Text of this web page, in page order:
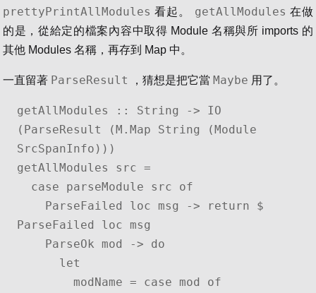
prettyPrintAllModules 看起。 getAllModules 在做
的是，從給定的檔案內容中取得 Module 名稱與所 imports 的
其他 Modules 名稱，再存到 Map 中。
一直留著 ParseResult ，猜想是把它當 Maybe 用了。
getAllModules :: String -> IO
(ParseResult (M.Map String (Module
SrcSpanInfo)))
getAllModules src =
ParseFailed loc msg